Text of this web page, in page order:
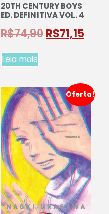
20TH CENTURY BOYS
ED. DEFINITIVA VOL. 4
R$74,90 R$71,15
Leia mais
Oferta!